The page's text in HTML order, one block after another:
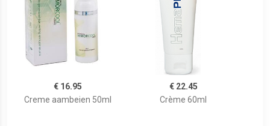
€ 16.95
Creme aambeien 50ml
€ 22.45
Crème 60ml